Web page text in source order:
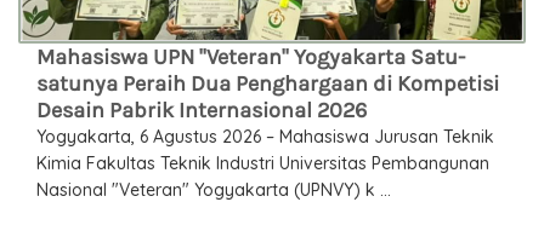
Mahasiswa UPN "Veteran" Yogyakarta Satu-
satunya Peraih Dua Penghargaan di Kompetisi
Desain Pabrik Internasional 2026
Yogyakarta, 6 Agustus 2026 – Mahasiswa Jurusan Teknik
Kimia Fakultas Teknik Industri Universitas Pembangunan
Nasional "Veteran" Yogyakarta (UPNVY) k ...